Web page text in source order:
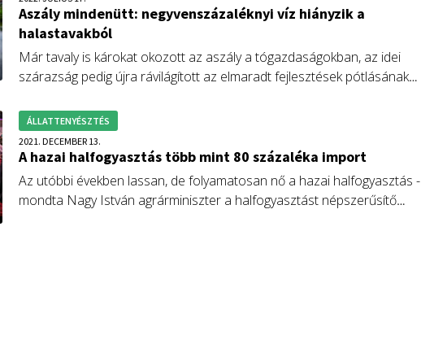
Aszály mindenütt: negyvenszázaléknyi víz hiányzik a
halastavakból
Már tavaly is károkat okozott az aszály a tógazdaságokban, az idei
szárazság pedig újra rávilágított az elmaradt fejlesztések pótlásának
Vidékfejlesztési program forrásai is nyíljanak meg számukra.
ÁLLATTENYÉSZTÉS
2021. DECEMBER 13.
A hazai halfogyasztás több mint 80 százaléka import
Az utóbbi években lassan, de folyamatosan nő a hazai halfogyasztás -
mondta Nagy István agrárminiszter a halfogyasztást népszerűsítő